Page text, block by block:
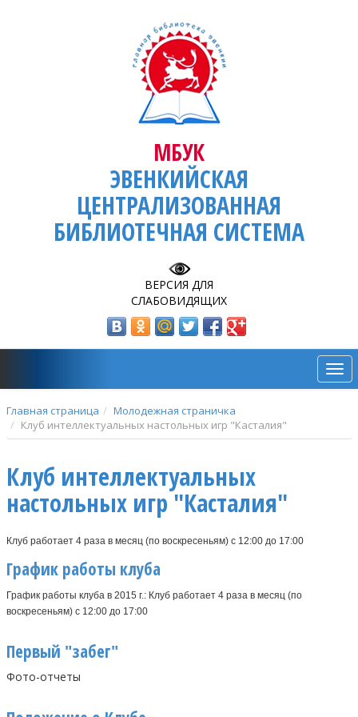
МБУК
ЭВЕНКИЙСКАЯ
ЦЕНТРАЛИЗОВАННАЯ
БИБЛИОТЕЧНАЯ СИСТЕМА
ВЕРСИЯ ДЛЯ
СЛАБОВИДЯЩИХ
Главная страница
Молодежная страничка
Клуб интеллектуальных настольных игр "Касталия"
Клуб интеллектуальных
настольных игр "Касталия"
Клуб работает 4 раза в месяц (по воскресеньям) с 12:00 до 17:00
График работы клуба
График работы клуба в 2015 г.: Клуб работает 4 раза в месяц (по
воскресеньям) с 12:00 до 17:00
Первый "забег"
Фото-отчеты